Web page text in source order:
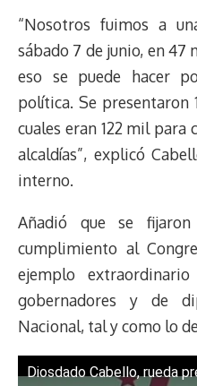
“Nosotros fuimos a
sábado 7 de junio, en 47
eso se puede hacer
política. Se presentaron
cuales eran 122 mil para
alcaldías”, explicó
interno.
Añadió que se
cumplimiento al
ejemplo
gobernadores y de
Nacional, tal y como lo
Diosdado Cabello, rueda